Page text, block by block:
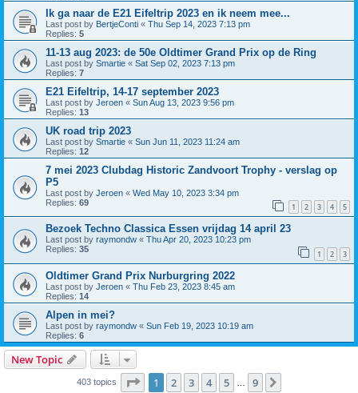
Ik ga naar de E21 Eifeltrip 2023 en ik neem mee...
Last post by BertjeConti « Thu Sep 14, 2023 7:13 pm
Replies: 5
11-13 aug 2023: de 50e Oldtimer Grand Prix op de Ring
Last post by Smartie « Sat Sep 02, 2023 7:13 pm
Replies: 7
E21 Eifeltrip, 14-17 september 2023
Last post by Jeroen « Sun Aug 13, 2023 9:56 pm
Replies: 13
UK road trip 2023
Last post by Smartie « Sun Jun 11, 2023 11:24 am
Replies: 12
7 mei 2023 Clubdag Historic Zandvoort Trophy - verslag op
P5
Last post by Jeroen « Wed May 10, 2023 3:34 pm
Replies: 69 1 2 3 4 5
Bezoek Techno Classica Essen vrijdag 14 april 23
Last post by raymondw « Thu Apr 20, 2023 10:23 pm
Replies: 35 1 2 3
Oldtimer Grand Prix Nurburgring 2022
Last post by Jeroen « Thu Feb 23, 2023 8:45 am
Replies: 14
Alpen in mei?
Last post by raymondw « Sun Feb 19, 2023 10:19 am
Replies: 6
New Topic
403 topics Page 1of 9
1 2 3 4 5 9